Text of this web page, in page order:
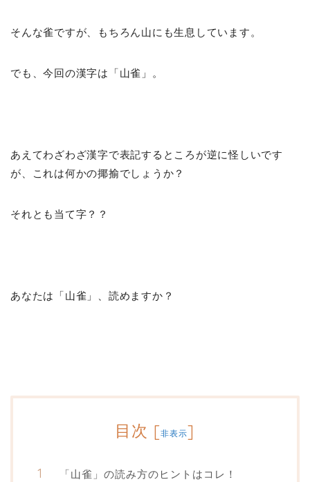
そんな雀ですが、もちろん山にも生息しています。
でも、今回の漢字は「山雀」。
あえてわざわざ漢字で表記するところが逆に怪しいです
が、これは何かの揶揄でしょうか？
それとも当て字？？
あなたは「山雀」、読めますか？
目次 [非表示]
「山雀」の読み方のヒントはコレ！